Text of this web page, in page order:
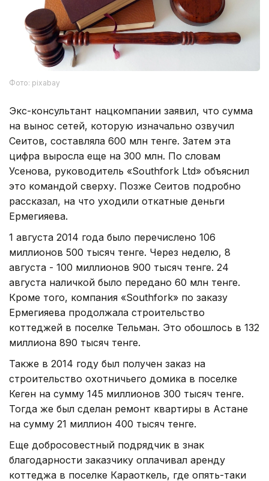
Фото: pixabay
Экс-консультант нацкомпании заявил, что сумма
на вынос сетей, которую изначально озвучил
Сеитов, составляла 600 млн тенге. Затем эта
цифра выросла еще на 300 млн. По словам
Усенова, руководитель «Southfork Ltd» объяснил
это командой сверху. Позже Сеитов подробно
рассказал, на что уходили откатные деньги
Ермегияева.
1 августа 2014 года было перечислено 106
миллионов 500 тысяч тенге. Через неделю, 8
августа - 100 миллионов 900 тысяч тенге. 24
августа наличкой было передано 60 млн тенге.
Кроме того, компания «Southfork» по заказу
Ермегияева продолжала строительство
коттеджей в поселке Тельман. Это обошлось в 132
миллиона 890 тысяч тенге.
Также в 2014 году был получен заказ на
строительство охотничьего домика в поселке
Кеген на сумму 145 миллионов 300 тысяч тенге.
Тогда же был сделан ремонт квартиры в Астане
на сумму 21 миллион 400 тысяч тенге.
Еще добросовестный подрядчик в знак
благодарности заказчику оплачивал аренду
коттеджа в поселке Караоткель, где опять-таки